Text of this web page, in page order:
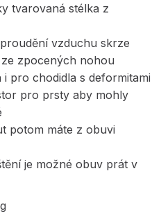
tvarovaná stélka z
vzduchu skrze
zpocených nohou
pro chodidla s deformitami
pro prsty aby mohly
potom máte z obuvi
je možné obuv prát v